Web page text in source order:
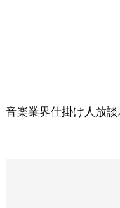
音楽業界仕掛け人放談